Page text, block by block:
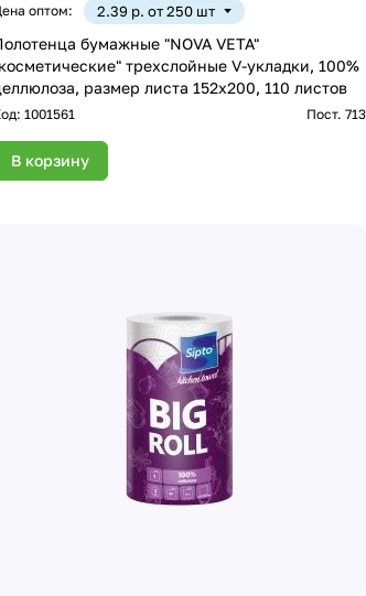
оптом: 2.39 р. от 250 шт
бумажные "NOVA VETA"
трехслойные V-укладки, 100%
размер листа 152х200, 110 листов
1001561 Пост. 713
В корзину